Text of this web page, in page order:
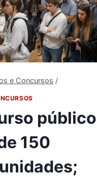
e Concursos /
150